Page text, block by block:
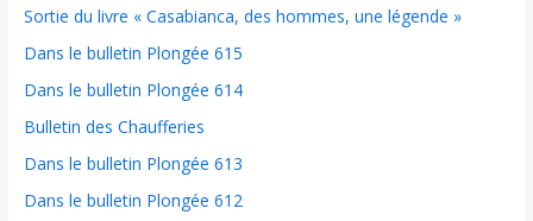
Sortie du livre « Casabianca, des hommes, une légende »
Dans le bulletin Plongée 615
Dans le bulletin Plongée 614
Bulletin des Chaufferies
Dans le bulletin Plongée 613
Dans le bulletin Plongée 612